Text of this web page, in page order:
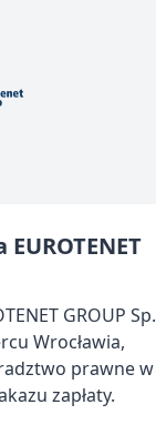
GROUP Sp.
Wrocławia,
prawne w
zapłaty.